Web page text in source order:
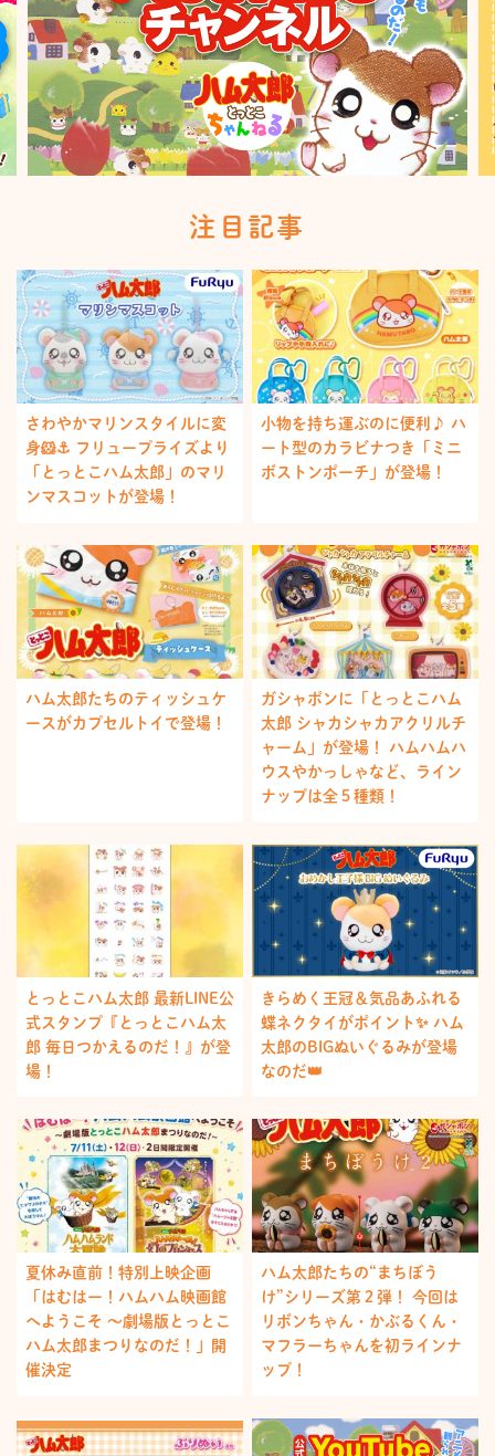
注目記事
さわやかマリンスタイルに変
身🐹⚓️ フリュープライズより
「とっとこハム太郎」のマリ
ンマスコットが登場！
小物を持ち運ぶのに便利♪ ハ
ート型のカラビナつき「ミニ
ボストンポーチ」が登場！
ハム太郎たちのティッシュケ
ースがカプセルトイで登場！
ガシャポンに「とっとこハム
太郎 シャカシャカアクリルチ
ャーム」が登場！ ハムハムハ
ウスやかっしゃなど、ライン
ナップは全５種類！
とっとこハム太郎 最新LINE公
式スタンプ『とっとこハム太
郎 毎日つかえるのだ！』が登
場！
きらめく王冠＆気品あふれる
蝶ネクタイがポイント✨ ハム
太郎のBIGぬいぐるみが登場
なのだ👑
夏休み直前！特別上映企画
「はむはー！ハムハム映画館
へようこそ ～劇場版とっとこ
ハム太郎まつりなのだ！」開
催決定
ハム太郎たちの“まちぼう
け”シリーズ第２弾！ 今回は
リボンちゃん・かぶるくん・
マフラーちゃんを初ラインナ
ップ！